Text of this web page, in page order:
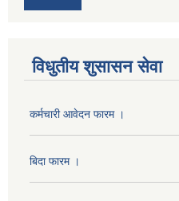
विधुतीय शुसासन सेवा
कर्मचारी आवेदन फारम ।
बिदा फारम ।